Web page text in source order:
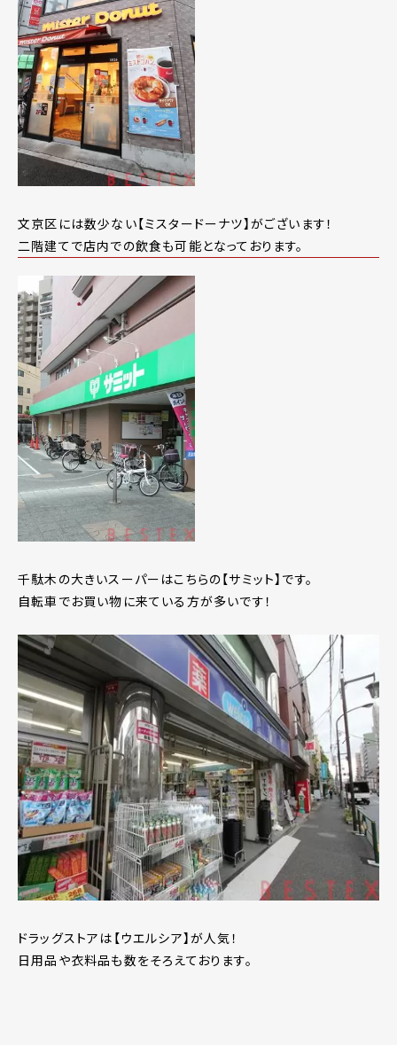
文京区には数少ない【ミスタードーナツ】がございます！
二階建てで店内での飲食も可能となっております。
千駄木の大きいスーパーはこちらの【サミット】です。
自転車でお買い物に来ている方が多いです！
ドラッグストアは【ウエルシア】が人気！
日用品や衣料品も数をそろえております。